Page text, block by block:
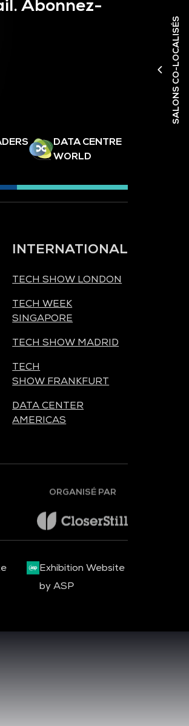
SALONS CO-LOCALISÉS
Abonnez-
DATA CENTRE
WORLD
INTERNATIONAL
TECH SHOW LONDON
TECH WEEK
SINGAPORE
TECH SHOW MADRID
TECH
SHOW FRANKFURT
DATA CENTER
AMERICAS
ORGANISÉ PAR
Exhibition Website
by ASP